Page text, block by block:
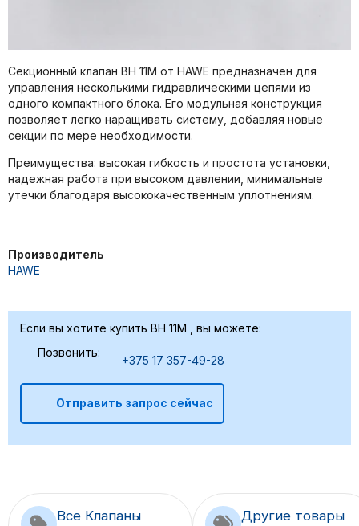
Секционный клапан BH 11M от HAWE предназначен для
управления несколькими гидравлическими цепями из
одного компактного блока. Его модульная конструкция
позволяет легко наращивать систему, добавляя новые
секции по мере необходимости.
Преимущества: высокая гибкость и простота установки,
надежная работа при высоком давлении, минимальные
утечки благодаря высококачественным уплотнениям.
Производитель
HAWE
Если вы хотите купить BH 11M , вы можете:
Позвонить:
+375 17 357-49-28
Отправить запрос сейчас
Все Клапаны
Другие товары